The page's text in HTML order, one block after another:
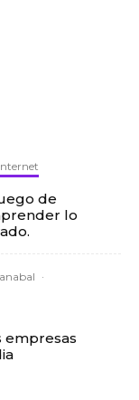
de
lo
·
empresas